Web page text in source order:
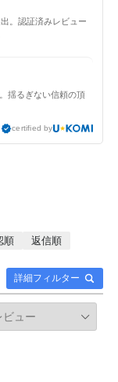
。認証済みレビュー
揺るぎない信頼の頂
certified by
詳細フィルター
順
返信順